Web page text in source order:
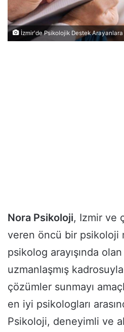
İzmir'de Psikolojik Destek
Nora Psikoloji, Izmir ve
veren öncü bir psikoloji
psikolog arayışında
uzmanlaşmış
çözümler sunmayı
en iyi psikologları
Psikoloji, deneyimli ve